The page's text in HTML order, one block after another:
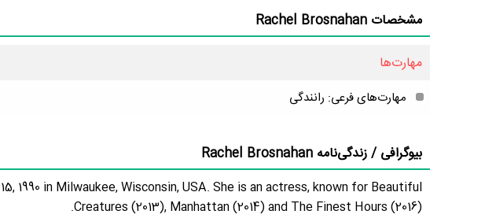
مشخصات Rachel Brosnahan
مهارت‌ها
مهارت‌های فرعی: رانندگی
بیوگرافی / زندگی‌نامه Rachel Brosnahan
1990 in Milwaukee, Wisconsin, USA. She is an actress, known for Beautiful
Creatures (2013), Manhattan (2014) and The Finest Hours (2016).